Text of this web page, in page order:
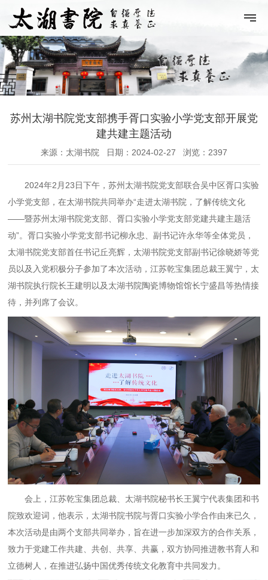
苏州太湖书院党支部携手胥口实验小学党支部开展党
建共建主题活动
来源：太湖书院 日期：2024-02-27 浏览：2397
2024年2月23日下午，苏州太湖书院党支部联合吴中区胥口实验
小学党支部，在太湖书院共同举办“走进太湖书院，了解传统文化
——暨苏州太湖书院党支部、胥口实验小学党支部党建共建主题活
动”。胥口实验小学党支部书记柳永忠、副书记许永华等全体党员，
太湖书院党支部首任书记丘亮辉， 太湖书院党支部副书记徐晓娇等党
员以及入党积极分子参加了本次活动，江苏乾宝集团总裁王翼宁，太
湖书院执行院长王建明以及太湖书院陶瓷博物馆馆长宁盛昌等热情接
待，并列席了会议。
会上，江苏乾宝集团总裁、太湖书院秘书长王翼宁代表集团和书
院致欢迎词，他表示，太湖书院书院与胥口实验小学合作由来已久，
本次活动是由两个支部共同举办，旨在进一步加深双方的合作关系，
致力于党建工作共建、共创、共享、共赢，双方协同推进教书育人和
立德树人，在推进弘扬中国优秀传统文化教育中共同发力。